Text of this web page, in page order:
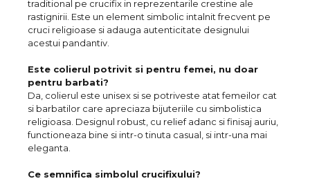
traditional pe crucifix in reprezentarile crestine ale
rastignirii. Este un element simbolic intalnit frecvent pe
cruci religioase si adauga autenticitate designului
acestui pandantiv.
Este colierul potrivit si pentru femei, nu doar
pentru barbati?
Da, colierul este unisex si se potriveste atat femeilor cat
si barbatilor care apreciaza bijuteriile cu simbolistica
religioasa. Designul robust, cu relief adanc si finisaj auriu,
functioneaza bine si intr-o tinuta casual, si intr-una mai
eleganta.
Ce semnifica simbolul crucifixului?